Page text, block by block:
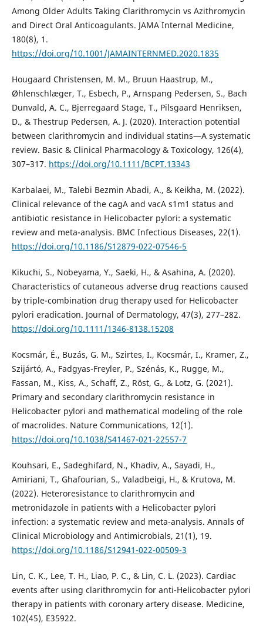
Among Older Adults Taking Clarithromycin vs Azithromycin
and Direct Oral Anticoagulants. JAMA Internal Medicine,
180(8), 1.
https://doi.org/10.1001/JAMAINTERNMED.2020.1835
Hougaard Christensen, M. M., Bruun Haastrup, M.,
Øhlenschlæger, T., Esbech, P., Arnspang Pedersen, S., Bach
Dunvald, A. C., Bjerregaard Stage, T., Pilsgaard Henriksen,
D., & Thestrup Pedersen, A. J. (2020). Interaction potential
between clarithromycin and individual statins—A systematic
review. Basic & Clinical Pharmacology & Toxicology, 126(4),
307–317. https://doi.org/10.1111/BCPT.13343
Karbalaei, M., Talebi Bezmin Abadi, A., & Keikha, M. (2022).
Clinical relevance of the cagA and vacA s1m1 status and
antibiotic resistance in Helicobacter pylori: a systematic
review and meta-analysis. BMC Infectious Diseases, 22(1).
https://doi.org/10.1186/S12879-022-07546-5
Kikuchi, S., Nobeyama, Y., Saeki, H., & Asahina, A. (2020).
Characteristics of cutaneous adverse drug reactions caused
by triple-combination drug therapy used for Helicobacter
pylori eradication. Journal of Dermatology, 47(3), 277–282.
https://doi.org/10.1111/1346-8138.15208
Kocsmár, É., Buzás, G. M., Szirtes, I., Kocsmár, I., Kramer, Z.,
Szijártó, A., Fadgyas-Freyler, P., Szénás, K., Rugge, M.,
Fassan, M., Kiss, A., Schaff, Z., Röst, G., & Lotz, G. (2021).
Primary and secondary clarithromycin resistance in
Helicobacter pylori and mathematical modeling of the role
of macrolides. Nature Communications, 12(1).
https://doi.org/10.1038/S41467-021-22557-7
Kouhsari, E., Sadeghifard, N., Khadiv, A., Sayadi, H.,
Amiriani, T., Ghafourian, S., Valadbeigi, H., & Krutova, M.
(2022). Heteroresistance to clarithromycin and
metronidazole in patients with a Helicobacter pylori
infection: a systematic review and meta-analysis. Annals of
Clinical Microbiology and Antimicrobials, 21(1), 19.
https://doi.org/10.1186/S12941-022-00509-3
Lin, C. K., Lee, T. H., Liao, P. C., & Lin, C. L. (2023). Cardiac
events after using clarithromycin for anti-Helicobacter pylori
therapy in patients with coronary artery disease. Medicine,
102(45), E35922.